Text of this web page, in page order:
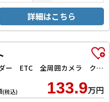
詳細はこちら
ハイブリッドMV ドライブレコーダー ETC 全周囲カメラ クリアランスソナー オートクルーズコントロール レーンアシスト 衝突被害軽減システム 両側スライド・片側電動 LEDヘッドランプ スマートキー
(税込) 133.9万円